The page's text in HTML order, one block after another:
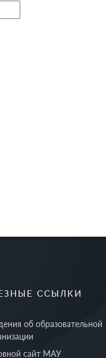
ССЫЛКИ
об образовательной
сайт МАУ